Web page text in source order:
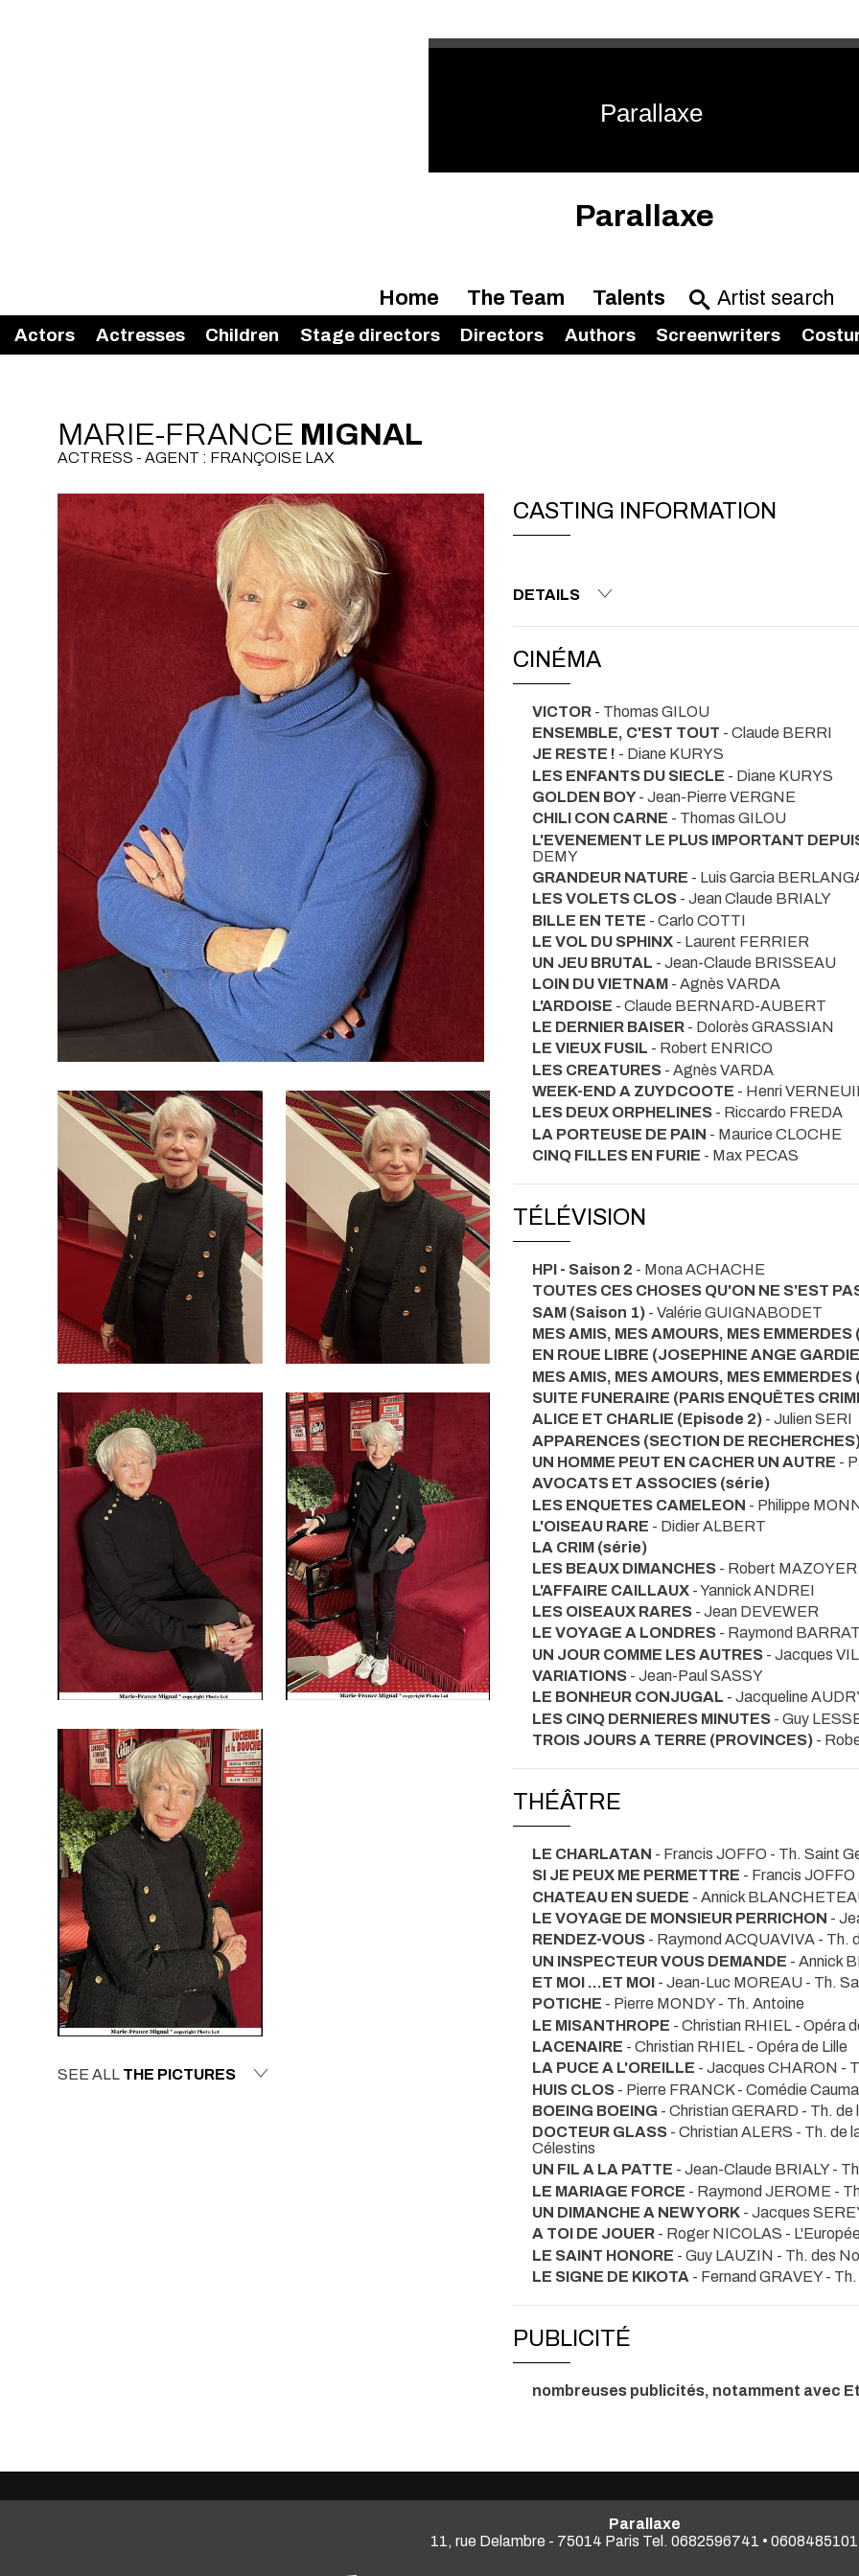
Parallaxe
Parallaxe
Home The Team Talents
Actors Actresses Children Stage directors Directors Authors Screenwriters
MARIE-FRANCE MIGNAL
ACTRESS - AGENT : FRANÇOISE LAX
SEE ALL THE PICTURES
CASTING INFORMATION
DETAILS
CINÉMA
VICTOR - Thomas GILOU
ENSEMBLE, C'EST TOUT - Claude BERRI
JE RESTE ! - Diane KURYS
LES ENFANTS DU SIECLE - Diane KURYS
GOLDEN BOY- Jean-Pierre VERGNE
CHILI CON CARNE - Thomas GILOU
L'EVENEMENT LE PLUS IMPORTANT
DEMY
GRANDEUR NATURE - Luis Garcia
LES VOLETS CLOS - Jean Claude BRIALY
BILLE EN TETE - Carlo COTTI
LE VOL DU SPHINX - Laurent FERRIER
UN JEU BRUTAL - Jean-Claude BRISSEAU
LOIN DU VIETNAM - Agnès VARDA
L'ARDOISE - Claude BERNARD-AUBERT
LE DERNIER BAISER - Dolorès GRASSIAN
LE VIEUX FUSIL - Robert ENRICO
LES CREATURES - Agnès VARDA
WEEK-END A ZUYDCOOTE - Henri
LES DEUX ORPHELINES - Riccardo FREDA
LA PORTEUSE DE PAIN - Maurice CLOCHE
CINQ FILLES EN FURIE - Max PECAS
TÉLÉVISION
HPI - Saison 2 - Mona ACHACHE
TOUTES CES CHOSES QU'ON NE S'EST
SAM (Saison 1) - Valérie GUIGNABODET
MES AMIS, MES AMOURS, MES
EN ROUE LIBRE (JOSEPHINE ANGE
MES AMIS, MES AMOURS, MES
SUITE FUNERAIRE (PARIS ENQUÊTES
ALICE ET CHARLIE (Episode 2) - Julien SERI
APPARENCES (SECTION DE
UN HOMME PEUT EN CACHER UN AUTRE -
AVOCATS ET ASSOCIES (série)
LES ENQUETES CAMELEON - Philippe
L'OISEAU RARE - Didier ALBERT
LA CRIM (série)
LES BEAUX DIMANCHES - Robert MAZOYER
L'AFFAIRE CAILLAUX - Yannick ANDREI
LES OISEAUX RARES - Jean DEVEWER
LE VOYAGE A LONDRES - Raymond
UN JOUR COMME LES AUTRES - Jacques
VARIATIONS - Jean-Paul SASSY
LE BONHEUR CONJUGAL - Jacqueline
LES CINQ DERNIERES MINUTES - Guy
TROIS JOURS A TERRE (PROVINCES) -
THÉÂTRE
LE CHARLATAN - Francis JOFFO - Th. Saint
SI JE PEUX ME PERMETTRE - Francis JOFFO
CHATEAU EN SUEDE - Annick
LE VOYAGE DE MONSIEUR PERRICHON -
RENDEZ-VOUS - Raymond ACQUAVIVA - Th.
UN INSPECTEUR VOUS DEMANDE - Annick
ET MOI ...ET MOI - Jean-Luc MOREAU - Th.
POTICHE - Pierre MONDY- Th. Antoine
LE MISANTHROPE - Christian RHIEL - Opéra
LACENAIRE - Christian RHIEL - Opéra de Lille
LA PUCE A L'OREILLE - Jacques CHARON -
HUIS CLOS - Pierre FRANCK- Comédie
BOEING BOEING - Christian GERARD - Th. de
DOCTEUR GLASS - Christian ALERS - Th. de
Célestins
UN FIL A LA PATTE - Jean-Claude BRIALY-
LE MARIAGE FORCE - Raymond JEROME -
UN DIMANCHE A NEW YORK - Jacques
A TOI DE JOUER - Roger NICOLAS -
LE SAINT HONORE - Guy LAUZIN - Th. des
LE SIGNE DE KIKOTA - Fernand GRAVEY-
PUBLICITÉ
nombreuses publicités, notamment avec
Parallaxe
11, rue Delambre - 75014 Paris Tel. 0682596741 • 0608485101